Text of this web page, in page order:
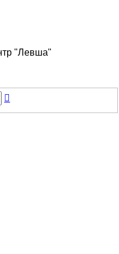
"Левша"